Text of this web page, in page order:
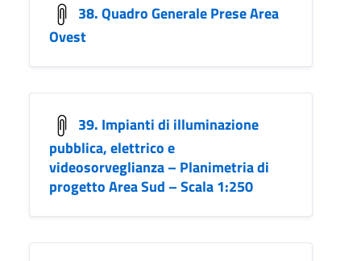
38. Quadro Generale Prese Area
Ovest
39. Impianti di illuminazione
pubblica, elettrico e
videosorveglianza – Planimetria di
progetto Area Sud – Scala 1:250